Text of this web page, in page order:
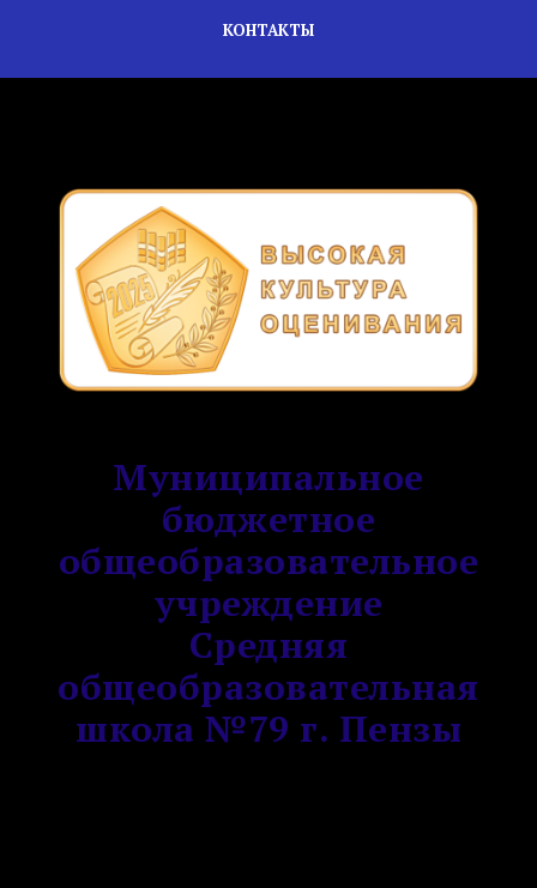
КОНТАКТЫ
Муниципальное
бюджетное
общеобразовательное
учреждение
Средняя
общеобразовательная
школа №79 г. Пензы